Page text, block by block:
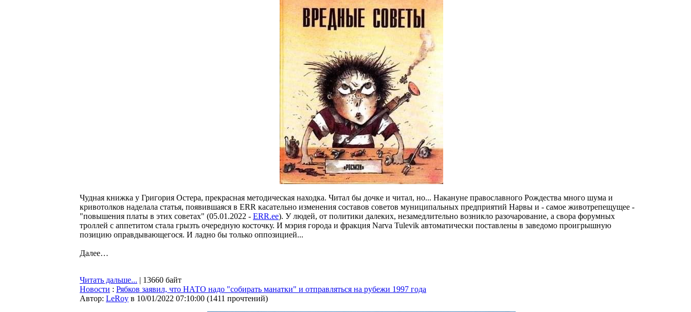
Чудная книжка у Григория Остера, прекрасная методическая находка. Читал бы дочке и читал, но... Накануне православного Рождества много шума и
кривотолков наделала статья, появившаяся в ERR касательно изменения составов советов муниципальных предприятий Нарвы и - самое животрепещущее -
"повышения платы в этих советах" (05.01.2022 - ERR.ee). У людей, от политики далеких, незамедлительно возникло разочарование, а свора форумных
троллей с аппетитом стала грызть очередную косточку. И мэрия города и фракция Narva Tulevik автоматически поставлены в заведомо проигрышную
позицию оправдывающегося. И ладно бы только оппозицией...
Далее…
Читать дальше... | 13660 байт
Новости : Рябков заявил, что НАТО надо "собирать манатки" и отправляться на рубежи 1997 года
Автор: LeRoy в 10/01/2022 07:10:00 (1411 прочтений)